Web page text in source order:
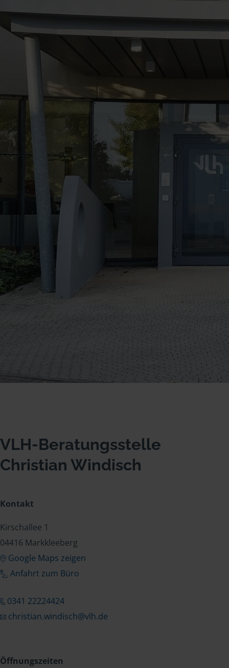
VLH-Beratungsstelle
Christian Windisch
Kontakt
Kirschallee 1
04416 Markkleeberg
Google Maps zeigen
Anfahrt zum Büro
0341 22224424
christian.windisch@vlh.de
Öffnungszeiten